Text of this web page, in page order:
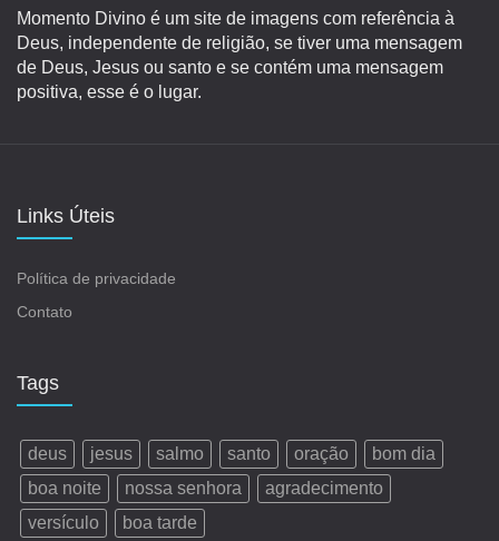
Momento Divino é um site de imagens com referência à
Deus, independente de religião, se tiver uma mensagem
de Deus, Jesus ou santo e se contém uma mensagem
positiva, esse é o lugar.
Links Úteis
Política de privacidade
Contato
Tags
deus jesus salmo santo oração
bom dia
boa noite
nossa senhora
agradecimento
versículo
boa tarde